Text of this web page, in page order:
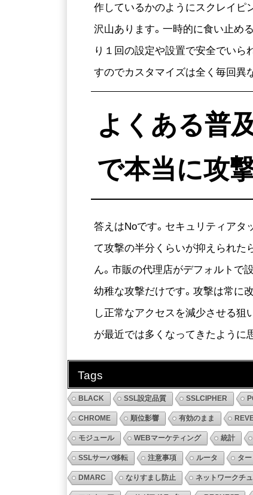
作しているかのようにスクレイピ
沢山あります。一時的に食い止め
り１回の設定や設置で安全でいら
すのでカスタマイズは全く毎回異
よくある普
で本当に攻
答えはNoです。セキュリティア
て攻撃の半分くらいが抑えられた
ん。市販の代理店がデフォルトで
幼稚な攻撃だけです。攻撃は常に
し正常なアクセスを減少させる狙
が最近では多くなってきたように
Tags
BLACK SSL設定品質 SSLCIPHER
CHROME 順位影響 有効のまま
モジュール WEBマーケティング 統計
SSLサーバ移転 注意事項 ルータ タ
DMARC なりすまし防止 ネットワークチ